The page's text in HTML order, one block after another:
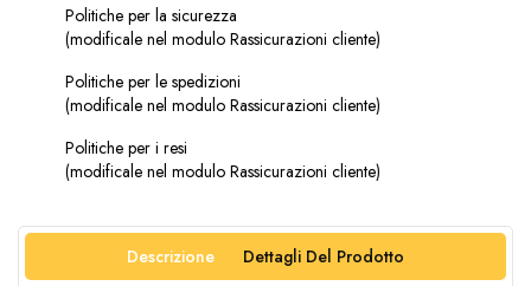
Politiche per la sicurezza
(modificale nel modulo Rassicurazioni cliente)
Politiche per le spedizioni
(modificale nel modulo Rassicurazioni cliente)
Politiche per i resi
(modificale nel modulo Rassicurazioni cliente)
Descrizione Dettagli Del Prodotto